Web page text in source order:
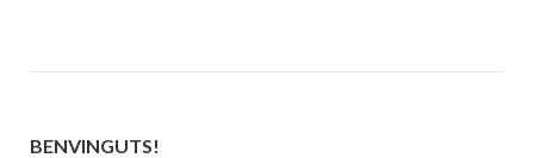
BENVINGUTS!